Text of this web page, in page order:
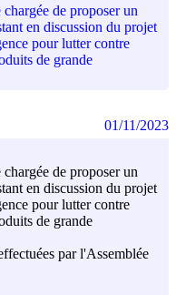
de proposer un
en discussion du projet
pour lutter contre
de grande
de proposer un
en discussion du projet
pour lutter contre
de grande
par l'Assemblée
01/11/2023